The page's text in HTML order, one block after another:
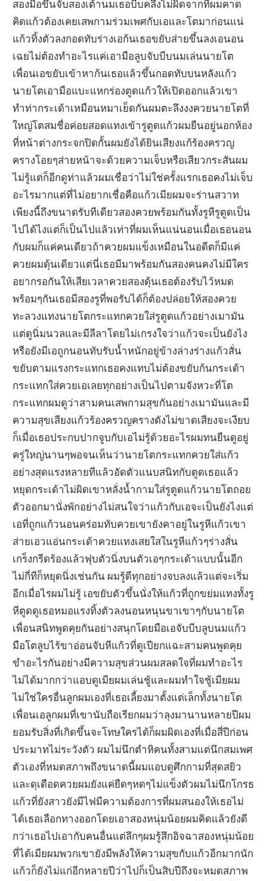
สองมือขึ้นจับสองเต้านมเธอบีบคลึงไม่ผิดจากที่ผมคาด
คิดแก้วต้องเคยเสพกามร่วมเพศกับเอและโตมาก่อนแน่
แก้วทิ้งตัวลงกอดทับร่างเอก้นเธอขยับส่ายขึ้นลงเอนอน
เฉยไม่ต้องทำอะไรแค่เอามือลูบจับบีบนมเล่นนายโต
เพื่อนเอขยับเข้าหาก้นเธอแล้วขึ้นกอดทับบนหลังแก้ว
นายโตเอามือแบะแหกร่องตูดแก้วให้เปิดออกแล้วเขา
ทำท่ากระเด้าเหมือนหมาเย็ดกันผมตะลึงงงควยนายโตที่
ใหญ่โตสมชื่อค่อยสอดแทงเข้ารูตูดแก้วผมยืนอยู่นอกห้อง
ที่หน้าต่างกระจกปิดกั้นผมยังได้ยินเสียงแก้ร้องครวญ
ครางโอยๆส่ายหน้าจะด้วยความเจ็บหรือเสียวกระสันผม
ไม่รู้แต่ก็อีกดูท่าแล้วผมเชื่อว่าไม่ใช่ครั้งแรกเธอคงไม่เจ็บ
อะไรมากแต่ที่ไม่อยากเชื่อคือแก้วเมียผมจะร่านสวาท
เพียงนี้ถึงขนาดรับทีเดียวสองควยพร้อมกันทั้งรูหีรูตูดเป็น
ไปได้ไงแต่ก็เป็นไปแล้วเท่าที่ผมเห็นแน่นอนเมื่อเธอนอน
กับผมก็แค่คนเดียวถ้าควยผมแข็งเหมือนในอดีตก็มีแค่
ควยผมดุ้นเดียวแต่นี่เธอมีมาพร้อมกันสองคนคงไม่มีใคร
อยากรอกันให้เสียเวลาควยสองดุ้นเธอต้องรับไว้หมด
พร้อมๆกันเธอมีสองรูที่พอรับได้ก็ต้องปล่อยให้สองควย
ทะลวงแทงนายโตกระแทกควยใส่รูตูดแก้วอย่างเมามัน
แต่ดูนิ่มนวลและมีลีลาโดยไม่เกรงใจว่าแก้วจะเป็นยังไง
หรือยังมีเอถูกนอนทับรับน้ำหนักอยู่ข้างล่างร่างแก้วสั่น
ขยับตามแรงกระแทกเธอคงแทบไม่ต้องขยับก้นกระเด้า
กระแทกใส่ควยเอเลยทุกอย่างเป็นไปตามจังหวะที่โต
กระแทกผมดูว่าสามคนเสพกามสุขกันอย่างเมามันและมี
ความสุขเสียงแก้วร้องครวญครางดังไม่ขาดเสียงจะเงียบ
ก็เมื่อเธอประกบปากจูบกับเอไม่รู้ด้วยอะไรผมทนยืนดูอยู่
ครู่ใหญ่นานๆพอจนเห็นว่านายโตกระแทกควยใส่แก้ว
อย่างสุดแรงหลายทีแล้วอัดตัวแนบสนิทกับตูดเธอแล้ว
หยุดกระเด้าไม่ผิดเขาหลั่งน้ำกามใส่รูตูดแก้วนายโตถอย
ตัวออกมานั่งพักอย่างไม่สนใจว่าแก้วกับเอจะเป็นยังไงแต่
เอที่ถูกแก้วนอนคร่อมทับควยเขายังคาอยู่ในรูหีแก้วเขา
ส่ายเอวแอ่นกระเด้าควยแทงเสยใสในรูหีแก้วๆร่างสั่น
เกร็งกรีดร้องแล้วฟุบตัวนิ่งบนตัวเอๆกระเด้าแบบนั้นอีก
ไม่กี่ทีก็หยุดนิ่งเช่นกัน ผมรู้ดีทุกอย่างจบลงแล้วแต่จะเริ่ม
อีกเมื่อไรผมไม่รู้ เอขยับตัวขึ้นนั่งให้แก้วที่ถูกขย่มแทงทั้งรู
หีตูดดูเธอหมอแรงทิ้งตัวลงนอนหนุนขาเขาๆกับนายโต
เพื่อนสนิทพูดคุยกันอย่างสนุกโดยมือเอจับบีบลูบนมแก้ว
มือโตลูบไร้ขาอ่อนจับหีแก้วที่ดูเปียกแฉะสามคนพูดคุย
ขำอะไรกันอย่างมีความสุขส่วนผมสลดใจที่ผมทำอะไร
ไม่ได้มากกว่าแอบดูเมียผมเล่นชู้และผมทำใจชู้เมียผม
ไม่ใช่ใครอื่นลูกผมเองที่เธอเลี้ยงมาตั้งแต่เล็กทั้งนายโต
เพื่อนเอลูกผมที่เขานับถือเรียกผมว่าลุงมานานหลายปีผม
ยอมรับสิ่งที่เกิดขึ้นจะโทษใครได้ก็ผมผิดเองที่เมื่อสี่ปีก่อน
ประมาทไม่ระวังตัว ผมไม่นึกตำหิคนทั้งสามแต่นึกสมเพศ
ตัวเองที่หมดสภาพถึงขนาดนี้ผมแอบดูศึกกามที่สุดสยิว
และดุเดือดควยผมยังแค่ยืดๆหดๆไม่แข็งตัวผมไม่นึกโกรธ
แก้วที่ยังสาวยังมีไฟมีความต้องการที่ผมสนองให้เธอไม่
ได้เธอเลือกทางออกโดยเอาสองหนุ่มน้อยผมคิดแล้วยังดี
กว่าเธอไปเอากับคนอื่นแต่ลึกๆผมรู้สึกอิจฉาสองหนุ่มน้อย
ที่ได้เมียผมพวกเขายังมีพลังให้ความสุขกับแก้วอีกมากนัก
แก้วก็ยังไม่แก่อีกหลายปีว่าไปก็เป็นสิบปีถึงจะหมดสภาพ